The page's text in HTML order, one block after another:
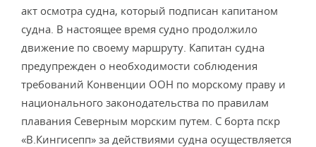
акт осмотра судна, который подписан капитаном
судна. В настоящее время судно продолжило
движение по своему маршруту. Капитан судна
предупрежден о необходимости соблюдения
требований Конвенции ООН по морскому праву и
национального законодательства по правилам
плавания Северным морским путем. С борта пскр
«В.Кингисепп» за действиями судна осуществляется